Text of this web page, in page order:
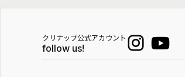
クリナップ公式アカウント
follow us!